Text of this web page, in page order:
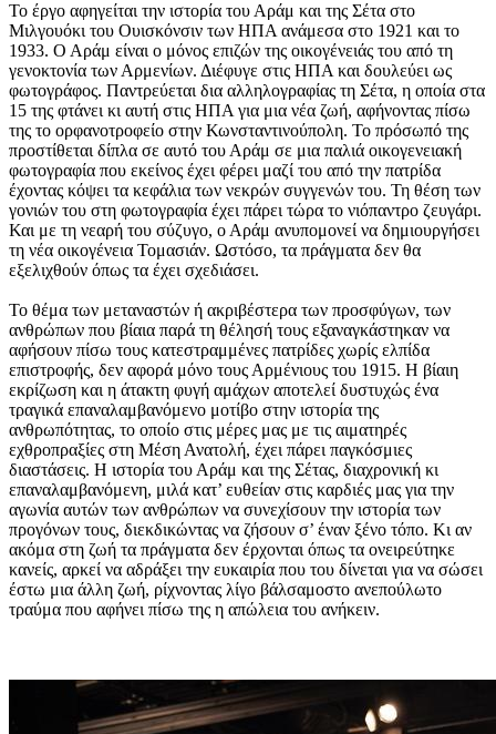
Το έργο αφηγείται την ιστορία του Αράμ και της Σέτα στο
Μιλγουόκι του Ουισκόνσιν των ΗΠΑ ανάμεσα στο 1921 και το
1933. Ο Αράμ είναι ο μόνος επιζών της οικογένειάς του από τη
γενοκτονία των Αρμενίων. Διέφυγε στις ΗΠΑ και δουλεύει ως
φωτογράφος. Παντρεύεται δια αλληλογραφίας τη Σέτα, η οποία στα
15 της φτάνει κι αυτή στις ΗΠΑ για μια νέα ζωή, αφήνοντας πίσω
της το ορφανοτροφείο στην Κωνσταντινούπολη. Το πρόσωπό της
προστίθεται δίπλα σε αυτό του Αράμ σε μια παλιά οικογενειακή
φωτογραφία που εκείνος έχει φέρει μαζί του από την πατρίδα
έχοντας κόψει τα κεφάλια των νεκρών συγγενών του. Τη θέση των
γονιών του στη φωτογραφία έχει πάρει τώρα το νιόπαντρο ζευγάρι.
Και με τη νεαρή του σύζυγο, ο Αράμ ανυπομονεί να δημιουργήσει
τη νέα οικογένεια Τομασιάν. Ωστόσο, τα πράγματα δεν θα
εξελιχθούν όπως τα έχει σχεδιάσει.
Το θέμα των μεταναστών ή ακριβέστερα των προσφύγων, των
ανθρώπων που βίαια παρά τη θέλησή τους εξαναγκάστηκαν να
αφήσουν πίσω τους κατεστραμμένες πατρίδες χωρίς ελπίδα
επιστροφής, δεν αφορά μόνο τους Αρμένιους του 1915. Η βίαιη
εκρίζωση και η άτακτη φυγή αμάχων αποτελεί δυστυχώς ένα
τραγικά επαναλαμβανόμενο μοτίβο στην ιστορία της
ανθρωπότητας, το οποίο στις μέρες μας με τις αιματηρές
εχθροπραξίες στη Μέση Ανατολή, έχει πάρει παγκόσμιες
διαστάσεις. Η ιστορία του Αράμ και της Σέτας, διαχρονική κι
επαναλαμβανόμενη, μιλά κατ’ ευθείαν στις καρδιές μας για την
αγωνία αυτών των ανθρώπων να συνεχίσουν την ιστορία των
προγόνων τους, διεκδικώντας να ζήσουν σ’ έναν ξένο τόπο. Κι αν
ακόμα στη ζωή τα πράγματα δεν έρχονται όπως τα ονειρεύτηκε
κανείς, αρκεί να αδράξει την ευκαιρία που του δίνεται για να σώσει
έστω μια άλλη ζωή, ρίχνοντας λίγο βάλσαμοστο ανεπούλωτο
τραύμα που αφήνει πίσω της η απώλεια του ανήκειν.